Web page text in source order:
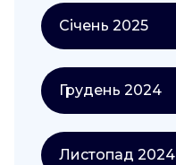
Січень 2025
Грудень 2024
Листопад 2024